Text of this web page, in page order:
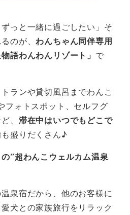
っと一緒に過ごしたい」そ
のが、わんちゃん同伴専用
語わんわんリゾート」 で
ランや貸切風呂までわんこ
フォトスポット、セルフグ
、 滞在中はいつでもどこで
盛りだくさん♪
”超わんこウェルカム温泉
泉宿だから、他のお客様に
犬との家族旅行をリラック